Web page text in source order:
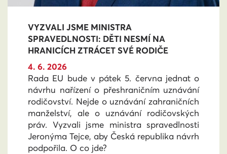
VYZVALI JSME MINISTRA
SPRAVEDLNOSTI: DĚTI NESMÍ NA
HRANICÍCH ZTRÁCET SVÉ RODIČE
4. 6. 2026
Rada EU bude v pátek 5. června jednat o
návrhu nařízení o přeshraničním uznávání
rodičovství. Nejde o uznávání zahraničních
manželství, ale o uznávání rodičovských
práv. Vyzvali jsme ministra spravedlnosti
Jeronýma Tejce, aby Česká republika návrh
podpořila. O co jde?